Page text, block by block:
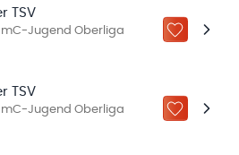
TSV
mC-Jugend Oberliga
ZU „MEINE
TSV
mC-Jugend Oberliga
ZU „MEINE